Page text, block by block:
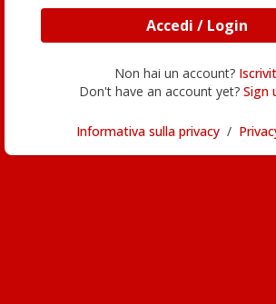
Accedi / Login
Non hai un account?
Don't have an account yet? Sign
Informativa sulla privacy /